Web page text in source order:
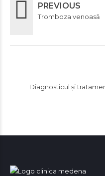
PREVIOUS
Tromboza venoasă
Diagnosticul și